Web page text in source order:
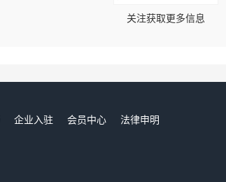
关注获取更多信息
企业入驻 会员中心
法律申明